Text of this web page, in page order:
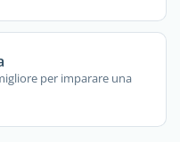
per imparare una